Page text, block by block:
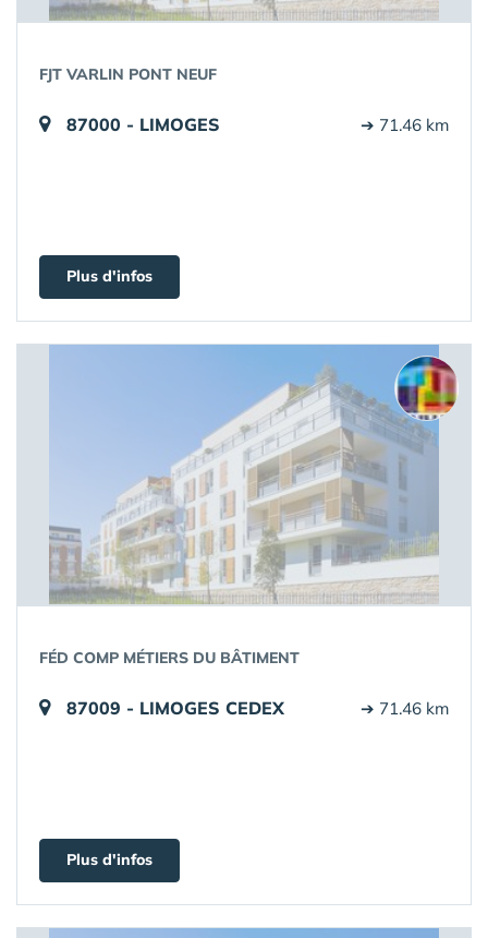
FJT VARLIN PONT NEUF
87000 - LIMOGES ➔ 71.46 km
Plus d'infos
FÉD COMP MÉTIERS DU BÂTIMENT
87009 - LIMOGES CEDEX ➔ 71.46 km
Plus d'infos